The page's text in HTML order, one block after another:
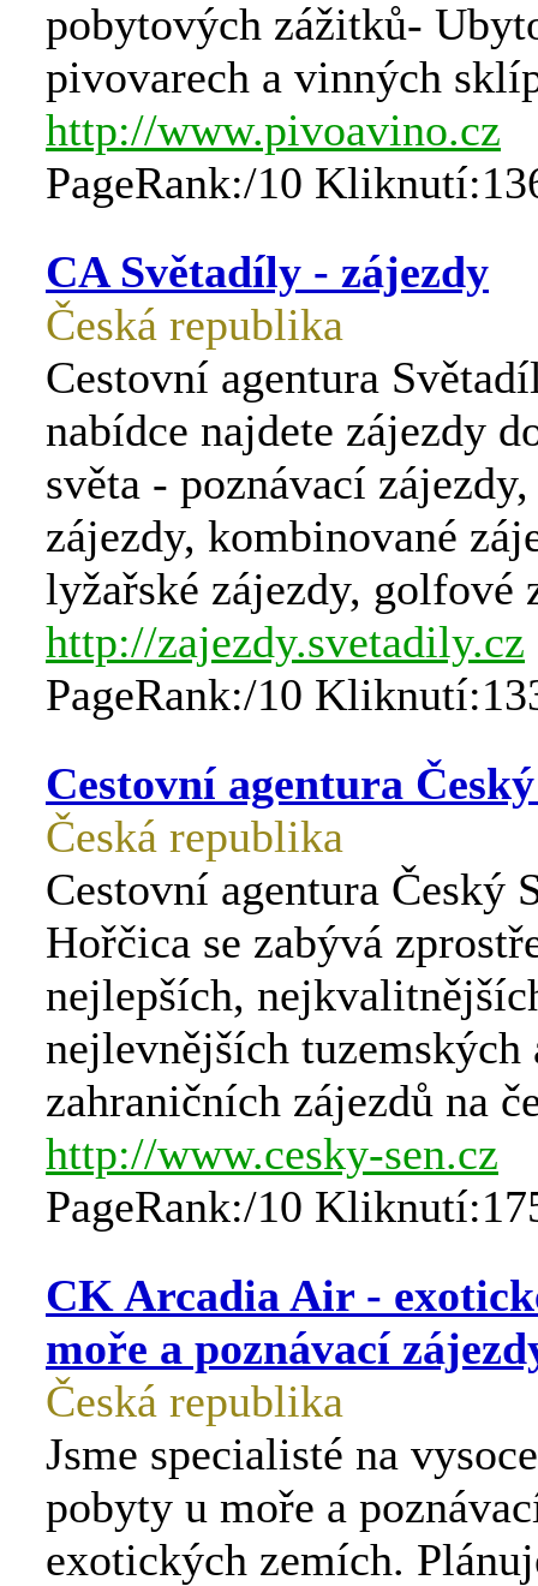
pobytových zážitků-
pivovarech a vinných
http://www.pivoavino.cz
PageRank:/10
CA Světadíly - zájezdy
Česká republika
Cestovní agentura
nabídce najdete zájezdy
světa - poznávací
zájezdy, kombinované
lyžařské zájezdy, golfové
http://zajezdy.svetadily.cz
PageRank:/10
Cestovní agentura
Česká republika
Cestovní agentura Český
Hořčica se zabývá
nejlepších,
nejlevnějších tuzemských
zahraničních zájezdů na
http://www.cesky-sen.cz
PageRank:/10
CK Arcadia Air -
moře a poznávací
Česká republika
Jsme specialisté na
pobyty u moře a
exotických zemích.